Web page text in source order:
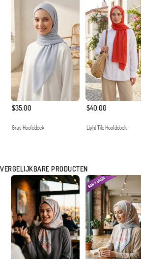
$35.00
Gray Hoofddoek
$40.00
Light Tile Hoofddoek
VERGELIJKBARE PRODUCTEN